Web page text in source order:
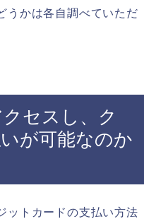
うかは各自調べていただ
セスし、ク
が可能なのか
ットカードの支払い方法